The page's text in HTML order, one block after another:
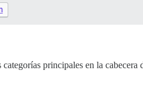
principales en la cabecera